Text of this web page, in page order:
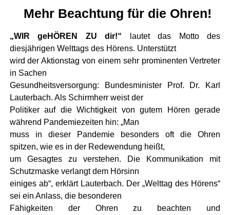
Mehr Beachtung für die Ohren!
„WIR geHÖREN ZU dir!“ lautet das Motto des
diesjährigen Welttags des Hörens. Unterstützt
wird der Aktionstag von einem sehr prominenten Vertreter
in Sachen
Gesundheitsversorgung: Bundesminister Prof. Dr. Karl
Lauterbach. Als Schirmherr weist der
Politiker auf die Wichtigkeit von gutem Hören gerade
während Pandemiezeiten hin: „Man
muss in dieser Pandemie besonders oft die Ohren
spitzen, wie es in der Redewendung heißt,
um Gesagtes zu verstehen. Die Kommunikation mit
Schutzmaske verlangt dem Hörsinn
einiges ab“, erklärt Lauterbach. Der „Welttag des Hörens“
sei ein Anlass, die besonderen
Fähigkeiten der Ohren zu beachten und